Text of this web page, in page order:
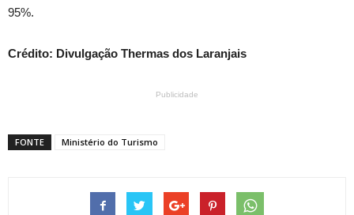
95%.
Crédito: Divulgação Thermas dos Laranjais
Publicidade
FONTE Ministério do Turismo